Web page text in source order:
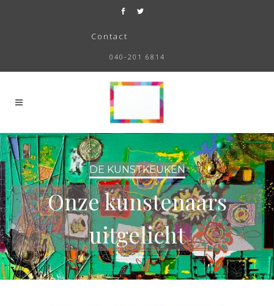
Contact
040-201 6814
DE KUNSTKEUKEN
Onze kunstenaars
uitgelicht